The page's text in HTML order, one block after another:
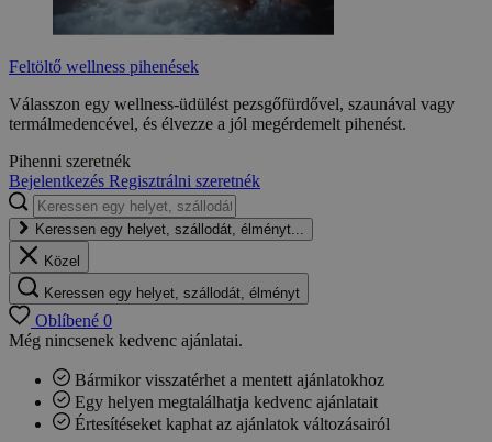
Feltöltő wellness pihenések
Válasszon egy wellness-üdülést pezsgőfürdővel, szaunával vagy
termálmedencével, és élvezze a jól megérdemelt pihenést.
Pihenni szeretnék
Bejelentkezés Regisztrálni szeretnék
Keressen egy helyet, szállodát, élményt...
Közel
Keressen egy helyet, szállodát, élményt
Oblíbené 0
Még nincsenek kedvenc ajánlatai.
Bármikor visszatérhet a mentett ajánlatokhoz
Egy helyen megtalálhatja kedvenc ajánlatait
Értesítéseket kaphat az ajánlatok változásairól